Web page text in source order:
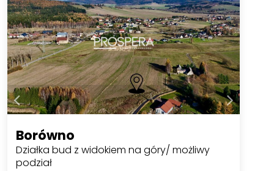
Borówno
Działka bud z widokiem na góry/ możliwy
podział